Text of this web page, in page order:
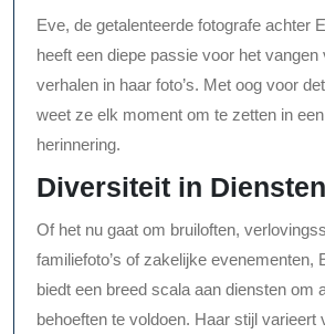
Eve, de getalenteerde fotografe achter
heeft een diepe passie voor het
verhalen in haar foto’s. Met oog voor
weet ze elk moment om te zetten in
herinnering.
Diversiteit in Diensten
Of het nu gaat om bruiloften,
familiefoto’s of zakelijke evenementen,
biedt een breed scala aan diensten om
behoeften te voldoen. Haar stijl varieert